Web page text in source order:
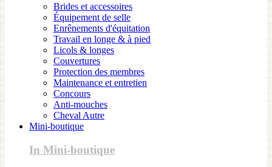
Brides et accessoires
Équipement de selle
Enrênements d'équitation
Travail en longe & à pied
Licols & longes
Couvertures
Protection des membres
Maintenance et entretien
Concours
Anti-mouches
Cheval Autre
Mini-boutique
In Mini-boutique